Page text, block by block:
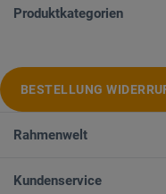
Produktkategorien
BESTELLUNG
Rahmenwelt
Kundenservice